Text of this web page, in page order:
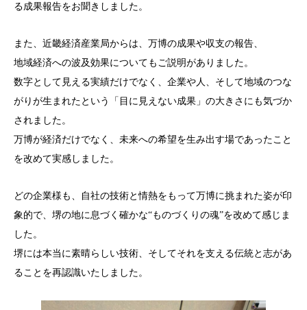
る成果報告をお聞きしました。
また、近畿経済産業局からは、万博の成果や収支の報告、
地域経済への波及効果についてもご説明がありました。
数字として見える実績だけでなく、企業や人、そして地域のつな
がりが生まれたという「目に見えない成果」の大きさにも気づか
されました。
万博が経済だけでなく、未来への希望を生み出す場であったこと
を改めて実感しました。
どの企業様も、自社の技術と情熱をもって万博に挑まれた姿が印
象的で、堺の地に息づく確かな“ものづくりの魂”を改めて感じま
した。
堺には本当に素晴らしい技術、そしてそれを支える伝統と志があ
ることを再認識いたしました。